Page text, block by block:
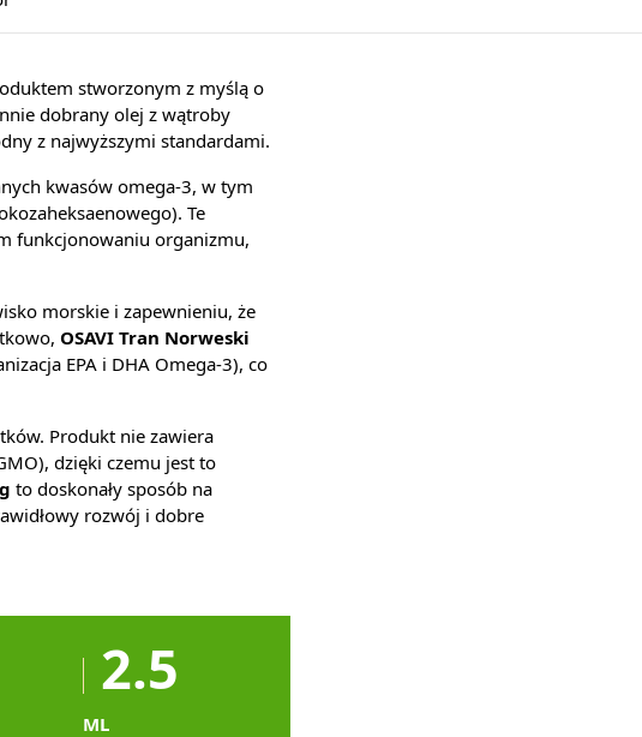
stworzonym z myślą o
dobrany olej z wątroby
z najwyższymi standardami.
kwasów omega-3, w tym
Te
funkcjonowaniu organizmu,
morskie i zapewnieniu, że
OSAVI Tran Norweski
EPA i DHA Omega-3), co
Produkt nie zawiera
dzięki czemu jest to
to doskonały sposób na
rozwój i dobre
2.5
ML